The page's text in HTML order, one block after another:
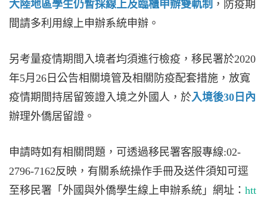
大陸地區學生仍暫採線上及臨櫃申辦雙軌制 ，防疫期
間請多利用線上申辦系統申辦。
另考量疫情期間入境者均須進行檢疫，移民署於2020
年5月26日公告相關境管及相關防疫配套措施，放寬
疫情期間持居留簽證入境之外國人，於入境後30日內
辦理外僑居留證。
申請時如有相關問題，可透過移民署客服專線:02-
2796-7162反映，有關系統操作手冊及送件須知可逕
至移民署「外國與外僑學生線上申辦系統」網址： htt